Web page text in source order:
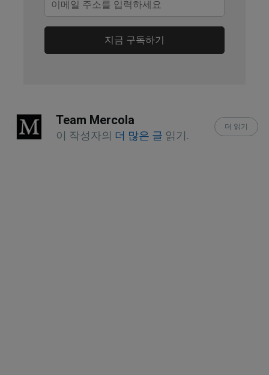
RayPeat.com Mitochondria and
Mortality
지금 구독하기
Team Mercola
이 작성자의 더 많은 글 읽기.
더 읽기